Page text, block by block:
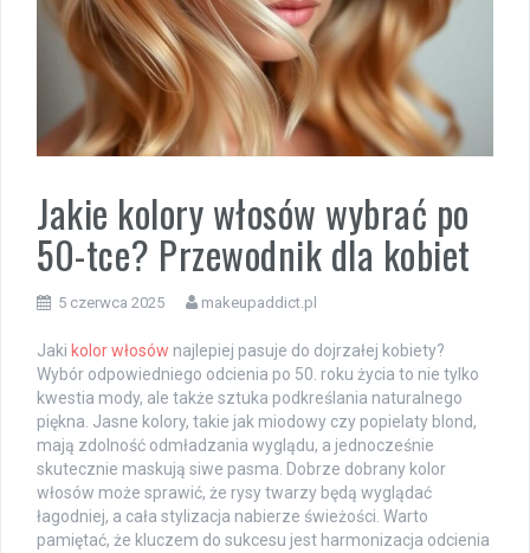
Jakie kolory włosów wybrać po
50-tce? Przewodnik dla kobiet
5 czerwca 2025 makeupaddict.pl
Jaki kolor włosów najlepiej pasuje do dojrzałej kobiety?
Wybór odpowiedniego odcienia po 50. roku życia to nie tylko
kwestia mody, ale także sztuka podkreślania naturalnego
piękna. Jasne kolory, takie jak miodowy czy popielaty blond,
mają zdolność odmładzania wyglądu, a jednocześnie
skutecznie maskują siwe pasma. Dobrze dobrany kolor
włosów może sprawić, że rysy twarzy będą wyglądać
łagodniej, a cała stylizacja nabierze świeżości. Warto
pamiętać, że kluczem do sukcesu jest harmonizacja odcienia